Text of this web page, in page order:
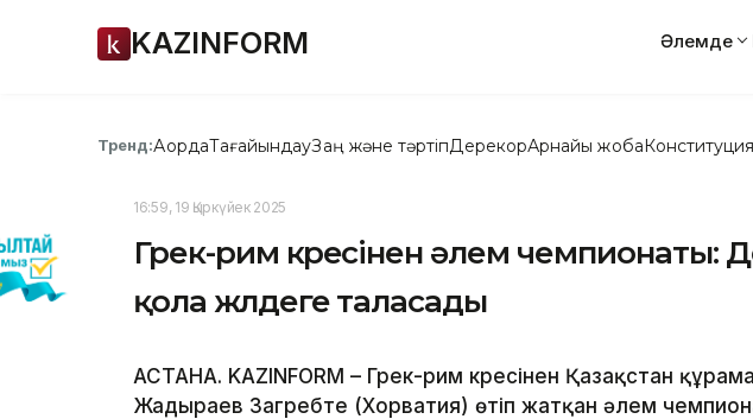
KAZINFORM Әлемде
Тренд:АқордаТағайындауЗаң және тәртіпДерекқорАрнайы жоба
16:59, 19 Қыркүйек 2025
Грек-рим күресінен әлем
қола жүлдеге таласады
АСТАНА. KAZINFORM – Грек-рим күресінен Қазақстан
Жадыраев Загребте (Хорватия) өтіп жатқан әлем